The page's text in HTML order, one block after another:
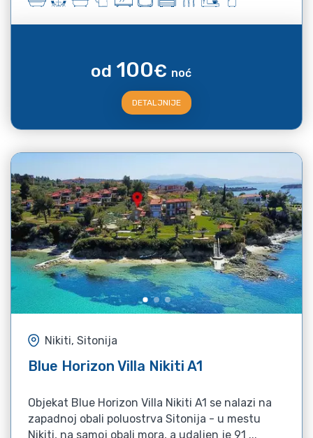
od 100€ noć
DETALJNIJE
Nikiti, Sitonija
Blue Horizon Villa Nikiti A1
Objekat Blue Horizon Villa Nikiti A1 se nalazi na
zapadnoj obali poluostrva Sitonija - u mestu
Nikiti, na samoj obali mora, a udaljen je 91 ...